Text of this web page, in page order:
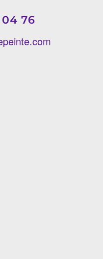
04 76